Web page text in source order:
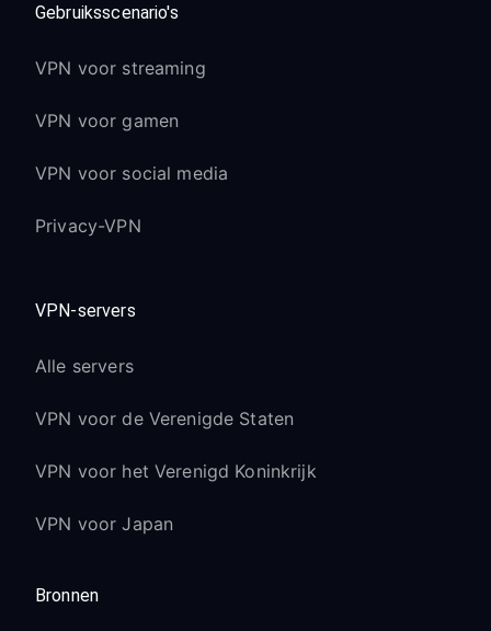
Gebruiksscenario's
VPN voor streaming
VPN voor gamen
VPN voor social media
Privacy-VPN
VPN-servers
Alle servers
VPN voor de Verenigde Staten
VPN voor het Verenigd Koninkrijk
VPN voor Japan
Bronnen